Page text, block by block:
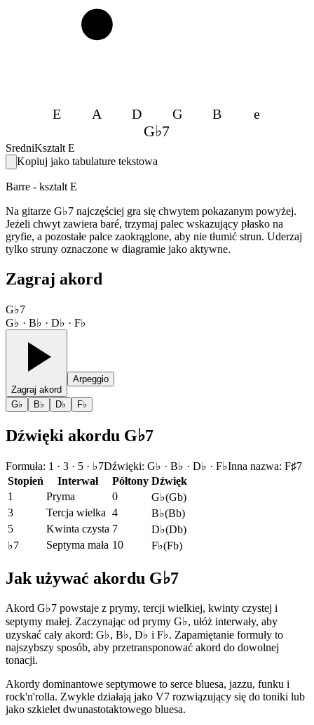
E A D G B e
G♭7
SredniKsztalt E
Kopiuj jako tabulature tekstowa
Barre - ksztalt E
Na gitarze G♭7 najczęściej gra się chwytem pokazanym powyżej.
Jeżeli chwyt zawiera baré, trzymaj palec wskazujący płasko na
gryfie, a pozostałe palce zaokrąglone, aby nie tłumić strun. Uderzaj
tylko struny oznaczone w diagramie jako aktywne.
Zagraj akord
G♭7
G♭ · B♭ · D♭ · F♭
Zagraj akord
Arpeggio
G♭ B♭ D♭ F♭
Dźwięki akordu G♭7
Formuła: 1 · 3 · 5 · ♭7Dźwięki: G♭ · B♭ · D♭ · F♭Inna nazwa: F♯7
Stopień
Interwał Półtony Dźwięk
1
Pryma 0 G♭(Gb)
3
Tercja wielka 4 B♭(Bb)
5
Kwinta czysta 7 D♭(Db)
♭7
Septyma mała 10 F♭(Fb)
Jak używać akordu G♭7
Akord G♭7 powstaje z prymy, tercji wielkiej, kwinty czystej i
septymy małej. Zaczynając od prymy G♭, ułóż interwały, aby
uzyskać cały akord: G♭, B♭, D♭ i F♭. Zapamiętanie formuły to
najszybszy sposób, aby przetransponować akord do dowolnej
tonacji.
Akordy dominantowe septymowe to serce bluesa, jazzu, funku i
rock'n'rolla. Zwykle działają jako V7 rozwiązujący się do toniki lub
jako szkielet dwunastotaktowego bluesa.